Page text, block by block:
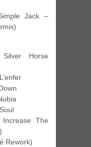
Jack –
Horse
The
Rework)